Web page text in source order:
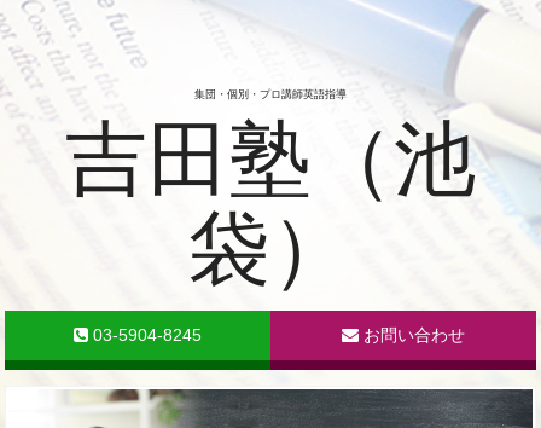
集団・個別・プロ講師英語指導
吉田塾（池
袋）
03-5904-8245 お問い合わせ